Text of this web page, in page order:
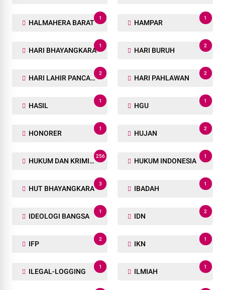
HALMAHERA BARAT
1
HAMPAR
1
HARI BHAYANGKARA
1
HARI BURUH
2
HARI LAHIR PANCASILA
2
HARI PAHLAWAN
2
HASIL
1
HGU
1
HONORER
1
HUJAN
2
HUKUM DAN KRIMINAL
256
HUKUM INDONESIA
1
HUT BHAYANGKARA
3
IBADAH
1
IDEOLOGI BANGSA
1
IDN
2
IFP
2
IKN
1
ILEGAL-LOGGING
1
ILMIAH
1